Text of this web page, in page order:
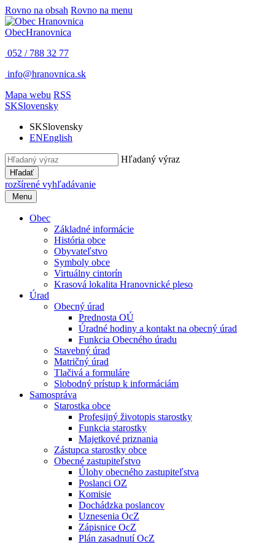
Rovno na obsah Rovno na menu
ObecHranovnica
052 / 788 32 77
info@hranovnica.sk
Mapa webu RSS
SKSlovensky
SKSlovensky
ENEnglish
Hľadaný výraz
Hľadať
rozšírené vyhľadávanie
Menu
Obec
Základné informácie
História obce
Obyvateľstvo
Symboly obce
Virtuálny cintorín
Krasová lokalita Hranovnické pleso
Úrad
Obecný úrad
Prednosta OÚ
Úradné hodiny a kontakt na obecný úrad
Funkcia Obecného úradu
Stavebný úrad
Matričný úrad
Tlačivá a formuláre
Slobodný prístup k informáciám
Samospráva
Starostka obce
Profesijný životopis starostky
Funkcia starostky
Majetkové priznania
Zástupca starostky obce
Obecné zastupiteľstvo
Úlohy obecného zastupiteľstva
Poslanci OZ
Komisie
Dochádzka poslancov
Uznesenia OcZ
Zápisnice OcZ
Plán zasadnutí OcZ